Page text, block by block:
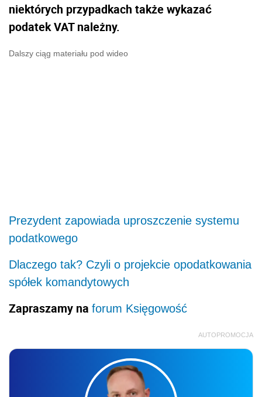
niektórych przypadkach także wykazać
podatek VAT należny.
Dalszy ciąg materiału pod wideo
Prezydent zapowiada uproszczenie systemu
podatkowego
Dlaczego tak? Czyli o projekcie opodatkowania
spółek komandytowych
Zapraszamy na forum Księgowość
AUTOPROMOCJA